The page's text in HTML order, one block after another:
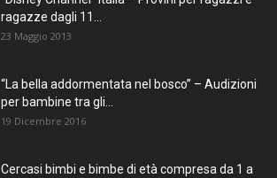
ragazze dagli 11...
23 Maggio 2013
“La bella addormentata nel bosco” – Audizioni
per bambine tra gli...
19 Dicembre 2016
Cercasi bimbi e bimbe di età compresa da 1 a